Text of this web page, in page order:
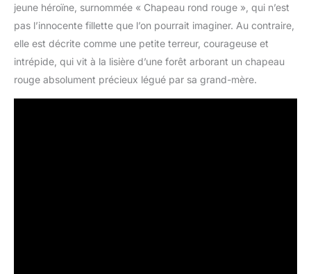
jeune héroïne, surnommée « Chapeau rond rouge », qui n’est
pas l’innocente fillette que l’on pourrait imaginer. Au contraire,
elle est décrite comme une petite terreur, courageuse et
intrépide, qui vit à la lisière d’une forêt arborant un chapeau
rouge absolument précieux légué par sa grand-mère.